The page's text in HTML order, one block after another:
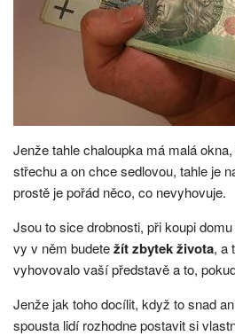
Jenže tahle chaloupka má malá
střechu a on chce sedlovou, tahle je
prostě je pořád něco, co nevyhovuje.
Jsou to sice drobnosti, při koupi
vy v něm budetežít zbytek života, a
vyhovovalo vaší představě a to,
Jenže jak toho docílit, když to snad
spousta lidí rozhodne postavit si